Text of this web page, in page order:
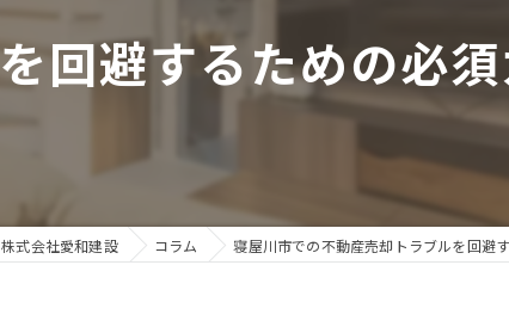
空き家
土地
回避するための必
式会社愛和建設 コラム 寝屋川市での不動産売却トラブルを回避